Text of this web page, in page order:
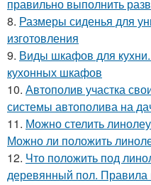
правильно выполнить
8. Размеры сиденья для
изготовления
9. Виды шкафов для кухни.
кухонных шкафов
10. Автополив участка
системы автополива на
11. Можно стелить
Можно ли положить
12. Что положить под
деревянный пол. Правила